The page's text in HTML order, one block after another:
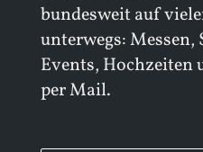
bundesweit auf
unterwegs:
Events, Hochzeiten
per Mail.